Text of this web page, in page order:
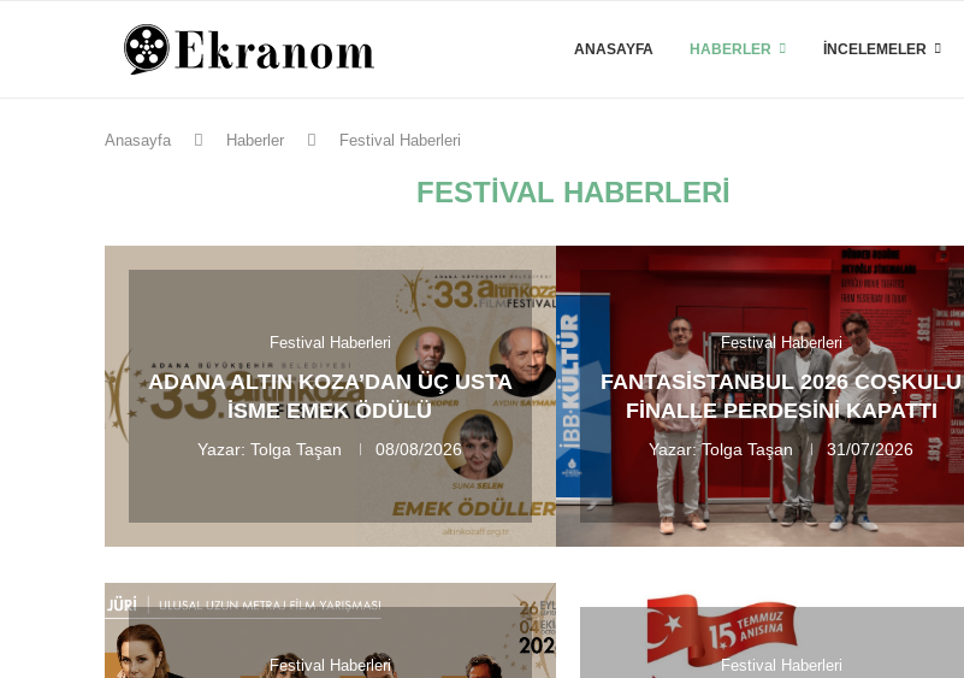
ANASAYFA HABERLER İNCELEMELER
Anasayfa Haberler Festival Haberleri
FESTIVAL HABERLERI
Festival Haberleri
ADANA ALTIN KOZA’DAN ÜÇ USTA
İSME EMEK ÖDÜLÜ
Yazar:Tolga Taşan 08/08/2026
Festival Haberleri
FANTASISTANBUL 2026 COŞKULU
FINALLE PERDESINI KAPATTI
Yazar:Tolga Taşan 31/07/2026
Festival Haberleri Festival Haberleri